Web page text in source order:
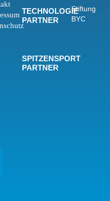
TECHNOLOGIE
PARTNER
SPITZENSPORT
PARTNER
Stiftung
BYC